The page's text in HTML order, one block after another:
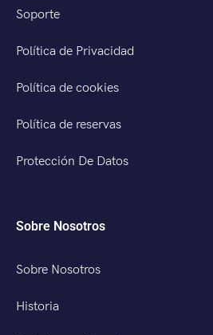
Soporte
Política de Privacidad
Política de cookies
Política de reservas
Protección De Datos
Sobre Nosotros
Sobre Nosotros
Historia